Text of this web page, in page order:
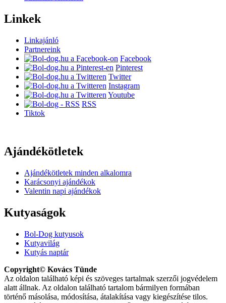
Linkek
Linkajánló
Partnereink
Facebook
Pinterest
Twitter
Instagram
Youtube
RSS
Tiktok
Ajándékötletek
Ajándékötletek minden alkalomra
Karácsonyi ajándékok
Valentin napi ajándékok
Kutyaságok
Bol-Dog kutyusok
Kutyavilág
Kutyás naptár
Copyright© Kovács Tünde
Az oldalon található képi és szöveges tartalmak szerzői jogvédelem
alatt állnak. Az oldalon található tartalom bármilyen formában
történő másolása, módosítása, átalakítása vagy kiegészítése tilos.